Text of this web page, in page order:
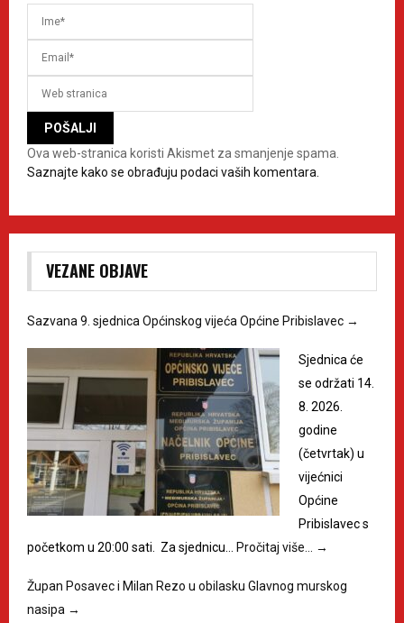
Ova web-stranica koristi Akismet za smanjenje spama.
Saznajte kako se obrađuju podaci vaših komentara.
VEZANE OBJAVE
Sazvana 9. sjednica Općinskog vijeća Općine Pribislavec →
Sjednica će
se održati 14.
8. 2026.
godine
(četvrtak) u
vijećnici
Općine
Pribislavec s
početkom u 20:00 sati. Za sjednicu…
Pročitaj više… →
Župan Posavec i Milan Rezo u obilasku Glavnog murskog
nasipa →